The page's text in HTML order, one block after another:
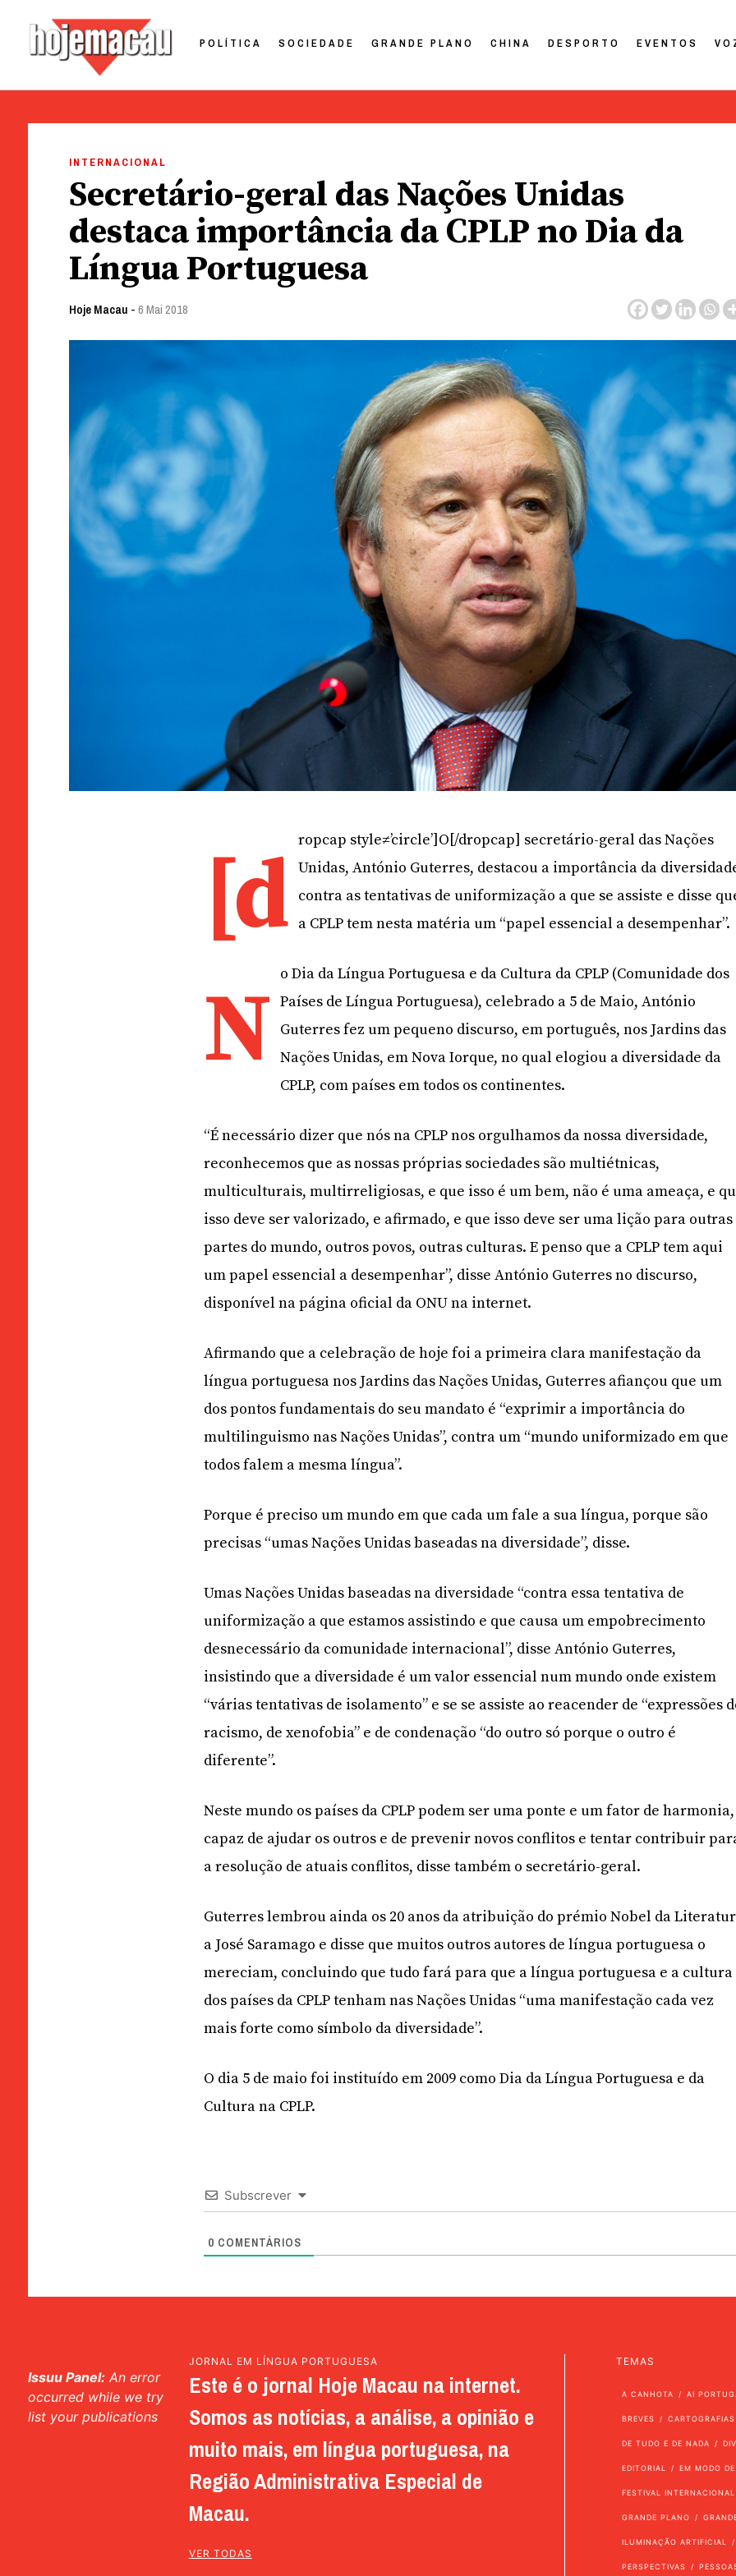
POLÍTICA SOCIEDADE GRANDE PLANO CHINA DESPORTO EVENTOS
INTERNACIONAL
Secretário-geral das Nações Unidas
destaca importância da CPLP no Dia da
Língua Portuguesa
Hoje Macau -6 Mai 2018
[d ropcap style≠’circle’]O[/dropcap] secretário-geral das Nações
Unidas, António Guterres, destacou a importância da
contra as tentativas de uniformização a que se assiste e disse
a CPLP tem nesta matéria um “papel essencial a desempenhar”.
N
o Dia da Língua Portuguesa e da Cultura da CPLP (Comunidade dos
Países de Língua Portuguesa), celebrado a 5 de Maio, António
Guterres fez um pequeno discurso, em português, nos Jardins das
Nações Unidas, em Nova Iorque, no qual elogiou a diversidade da
CPLP, com países em todos os continentes.
“É necessário dizer que nós na CPLP nos orgulhamos da nossa diversidade,
reconhecemos que as nossas próprias sociedades são multiétnicas,
multiculturais, multirreligiosas, e que isso é um bem, não é uma ameaça, e
isso deve ser valorizado, e afirmado, e que isso deve ser uma lição para outras
partes do mundo, outros povos, outras culturas. E penso que a CPLP tem aqui
um papel essencial a desempenhar”, disse António Guterres no discurso,
disponível na página oficial da ONU na internet.
Afirmando que a celebração de hoje foi a primeira clara manifestação da
língua portuguesa nos Jardins das Nações Unidas, Guterres afiançou que um
dos pontos fundamentais do seu mandato é “exprimir a importância do
multilinguismo nas Nações Unidas”, contra um “mundo uniformizado em que
todos falem a mesma língua”.
Porque é preciso um mundo em que cada um fale a sua língua, porque são
precisas “umas Nações Unidas baseadas na diversidade”, disse.
Umas Nações Unidas baseadas na diversidade “contra essa tentativa de
uniformização a que estamos assistindo e que causa um empobrecimento
desnecessário da comunidade internacional”, disse António Guterres,
insistindo que a diversidade é um valor essencial num mundo onde existem
“várias tentativas de isolamento” e se se assiste ao reacender de “expressões
racismo, de xenofobia” e de condenação “do outro só porque o outro é
diferente”.
Neste mundo os países da CPLP podem ser uma ponte e um fator de harmonia,
capaz de ajudar os outros e de prevenir novos conflitos e tentar contribuir
a resolução de atuais conflitos, disse também o secretário-geral.
Guterres lembrou ainda os 20 anos da atribuição do prémio Nobel da
a José Saramago e disse que muitos outros autores de língua portuguesa o
mereciam, concluindo que tudo fará para que a língua portuguesa e a cultura
dos países da CPLP tenham nas Nações Unidas “uma manifestação cada vez
mais forte como símbolo da diversidade”.
O dia 5 de maio foi instituído em 2009 como Dia da Língua Portuguesa e da
Cultura na CPLP.
Subscrever
0 COMENTÁRIOS
Issuu Panel: An error
occurred while we try
list your publications
JORNAL EM LÍNGUA PORTUGUESA
Este é o jornal Hoje Macau na internet.
Somos as notícias, a análise, a opinião e
muito mais, em língua portuguesa, na
Região Administrativa Especial de
Macau.
VER TODAS
TEMAS
A CANHOTA AI
BREVES CARTOGRAFIAS
DE TUDO E DE NADA
EDITORIAL EM MODO
FESTIVAL
GRANDE PLANO
ILUMINAÇÃO ARTIFICIAL
PERSPECTIVAS